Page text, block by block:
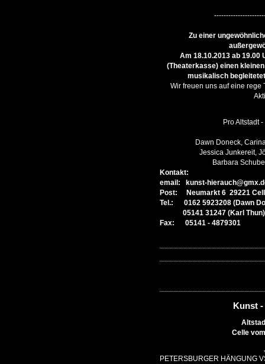
Zu einer
Am 18.10.2013 ab 19.00
(Theaterkasse) einen
musikalisch
Wir freuen uns auf eine rege
Pro Altstadt
Dawn Doneck,
Jessica Junkereit,
Barbara
Kontakt:
email: kunst-
Post: Neumarkt 6 29221
Tel.: 0162 5923208 (Dawn
05141 31247 (Karl Thun)
Fax: 05141 - 4879301
Kunst
Celle
PETERSBURGER HÄNGUNG